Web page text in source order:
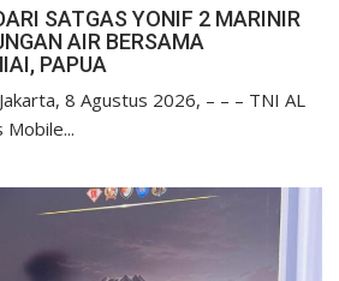
SATGAS YONIF 2 MARINIR
AIR BERSAMA
PAPUA
8 Agustus 2026, – – – TNI AL
Mobile...